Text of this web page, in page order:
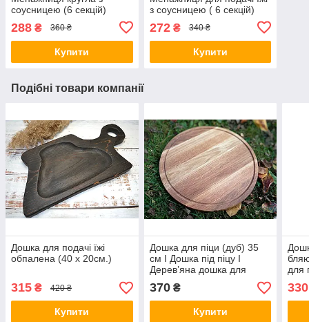
соусницею (6 секцій)
288 ₴ 360 ₴
Купити
з соусницею ( 6 секцій)
272₴ 340 ₴
Купити
Подібні товари компанії
Дошка для подачі їжі
обпалена (40 х 20см.)
315 ₴ 420 ₴
Купити
Дошка для піци (дуб) 35
см I Дошка під піцу I
Дерев’яна дошка для
подачі піци
370₴
Купити
для
330